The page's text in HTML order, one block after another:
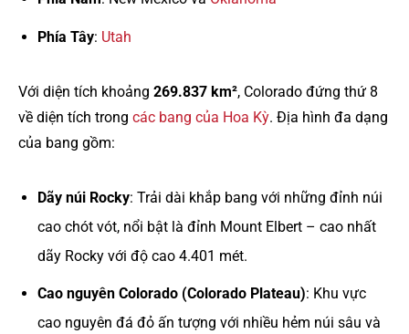
Phía Tây: Utah
Với diện tích khoảng 269.837 km², Colorado đứng thứ 8
về diện tích trong các bang của Hoa Kỳ. Địa hình đa dạng
của bang gồm:
Dãy núi Rocky: Trải dài khắp bang với những đỉnh núi
cao chót vót, nổi bật là đỉnh Mount Elbert – cao nhất
dãy Rocky với độ cao 4.401 mét.
Cao nguyên Colorado (Colorado Plateau): Khu vực
cao nguyên đá đỏ ấn tượng với nhiều hẻm núi sâu và